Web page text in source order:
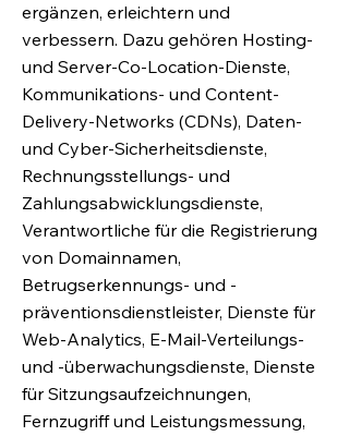
ergänzen, erleichtern und
verbessern. Dazu gehören Hosting-
und Server-Co-Location-Dienste,
Kommunikations- und Content-
Delivery-Networks (CDNs), Daten-
und Cyber-Sicherheitsdienste,
Rechnungsstellungs- und
Zahlungsabwicklungsdienste,
Verantwortliche für die Registrierung
von Domainnamen,
Betrugserkennungs- und -
präventionsdienstleister, Dienste für
Web-Analytics, E-Mail-Verteilungs-
und -überwachungsdienste, Dienste
für Sitzungsaufzeichnungen,
Fernzugriff und Leistungsmessung,